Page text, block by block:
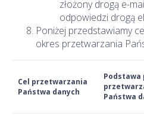
złożony drogą e-
odpowiedzi drogą
Poniżej przedstawiamy
okres przetwarzania
Cel przetwarzania
Państwa danych
Podstawa
Państwa